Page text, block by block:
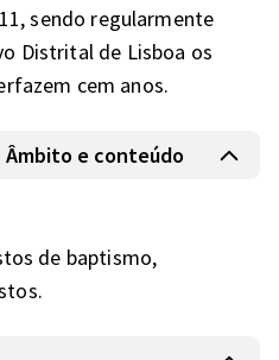
sendo regularmente
Distrital de Lisboa os
cem anos.
e conteúdo
de baptismo,